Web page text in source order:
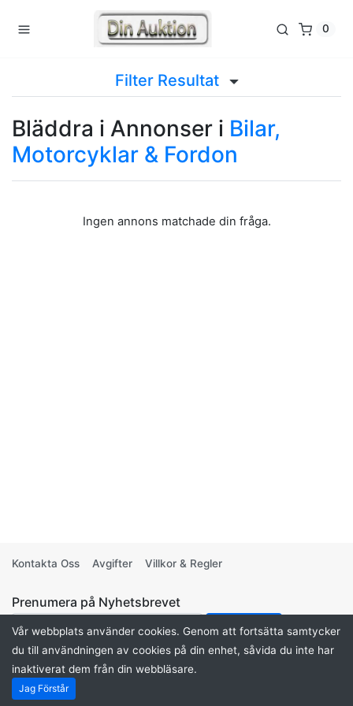
0
Filter Resultat
Bläddra i Annonser i Bilar,
Motorcyklar & Fordon
Ingen annons matchade din fråga.
Kontakta Oss Avgifter Villkor & Regler
Prenumera på Nyhetsbrevet
Drivs av
Vår webbplats använder cookies. Genom att fortsätta samtycker
du till användningen av cookies på din enhet, såvida du inte har
inaktiverat dem från din webbläsare.
Jag Förstår